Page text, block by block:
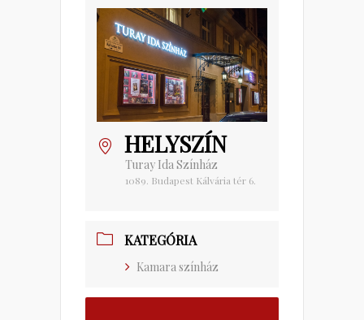
HELYSZÍN
Turay Ida Színház
1089. Budapest Kálvária tér 6.
KATEGÓRIA
Kamara színház